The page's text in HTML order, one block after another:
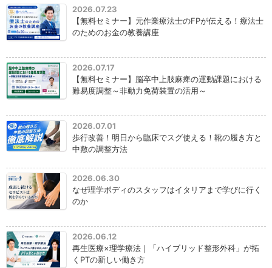
2026.07.23
【無料セミナー】元作業療法士のFPが伝える！療法士
のためのお金の教養講座
2026.07.17
【無料セミナー】脳卒中上肢麻痺の運動課題における
難易度調整～非動力免荷装置の活用～
2026.07.01
歩行改善！明日から臨床でスグ使える！靴の履き方と
中敷の調整方法
2026.06.30
なぜ理学ボディのスタッフはイタリアまで学びに行く
のか
2026.06.12
再生医療×理学療法｜「ハイブリッド整形外科」が拓
くPTの新しい働き方